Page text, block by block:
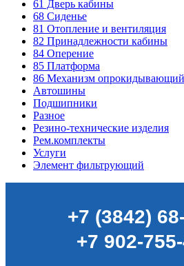
61 Дверь кабины
68 Сиденье
81 Отопление и вентиляция
82 Принадлежности кабины
84 Оперение
85 Платформа
86 Механизм опрокидывающий
Автошины
Подшипники
Разное
Резино-технические изделия
Рем.комплекты
Услуги
Элемент фильтрующий
+7 (3842)
+7 902-